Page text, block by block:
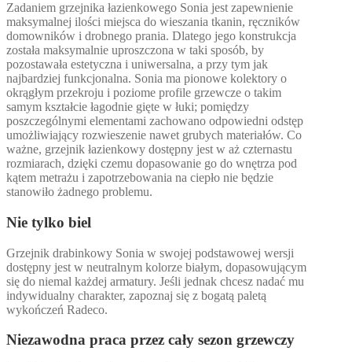
Zadaniem grzejnika łazienkowego Sonia jest zapewnienie
maksymalnej ilości miejsca do wieszania tkanin, ręczników
domowników i drobnego prania. Dlatego jego konstrukcja
została maksymalnie uproszczona w taki sposób, by
pozostawała estetyczna i uniwersalna, a przy tym jak
najbardziej funkcjonalna. Sonia ma pionowe kolektory o
okrągłym przekroju i poziome profile grzewcze o takim
samym kształcie łagodnie gięte w łuki; pomiędzy
poszczególnymi elementami zachowano odpowiedni odstęp
umożliwiający rozwieszenie nawet grubych materiałów. Co
ważne, grzejnik łazienkowy dostępny jest w aż czternastu
rozmiarach, dzięki czemu dopasowanie go do wnętrza pod
kątem metrażu i zapotrzebowania na ciepło nie będzie
stanowiło żadnego problemu.
Nie tylko biel
Grzejnik drabinkowy Sonia w swojej podstawowej wersji
dostępny jest w neutralnym kolorze białym, dopasowującym
się do niemal każdej armatury. Jeśli jednak chcesz nadać mu
indywidualny charakter, zapoznaj się z bogatą paletą
wykończeń Radeco.
Niezawodna praca przez cały sezon grzewczy